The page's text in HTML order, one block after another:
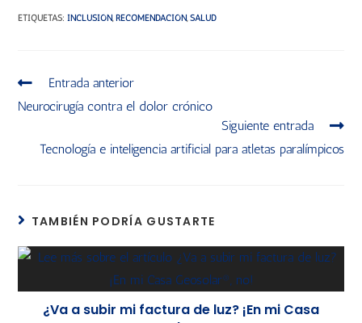
ETIQUETAS:INCLUSIÓN, RECOMENDACIÓN, SALUD
Entrada anterior
Neurocirugía contra el dolor crónico
Siguiente entrada
Tecnología e inteligencia artificial para atletas paralímpicos
TAMBIÉN PODRÍA GUSTARTE
¿Va a subir mi factura de luz? ¡En mi Casa